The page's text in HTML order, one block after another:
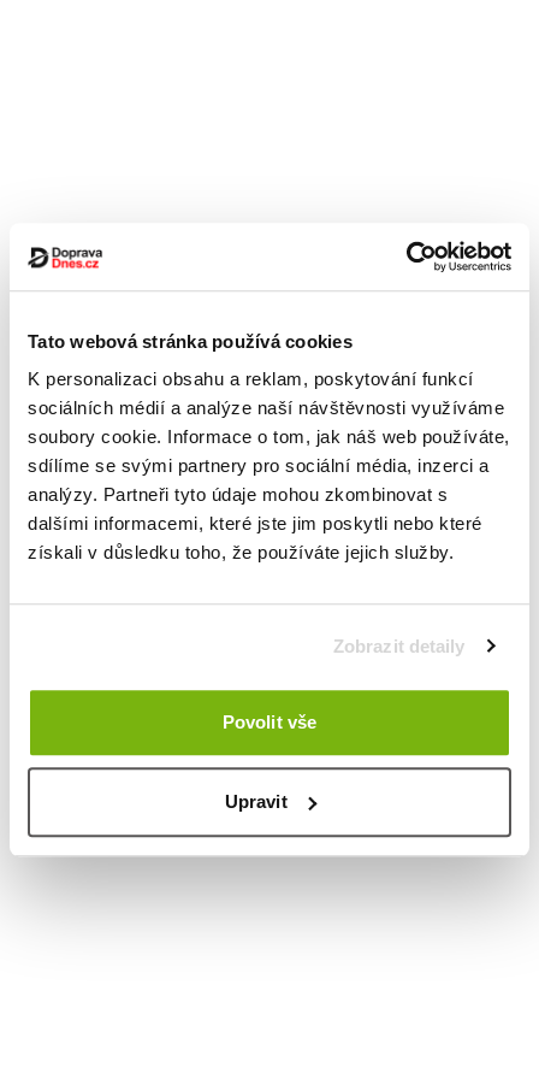
Tato webová stránka používá cookies
K personalizaci obsahu a reklam, poskytování funkcí
sociálních médií a analýze naší návštěvnosti využíváme
soubory cookie. Informace o tom, jak náš web používáte,
sdílíme se svými partnery pro sociální média, inzerci a
analýzy. Partneři tyto údaje mohou zkombinovat s
dalšími informacemi, které jste jim poskytli nebo které
získali v důsledku toho, že používáte jejich služby.
Zobrazit detaily
Povolit vše
Upravit